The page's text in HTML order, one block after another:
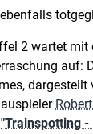
2 wartet mit
auf:
dargestellt
"Trainspotting -